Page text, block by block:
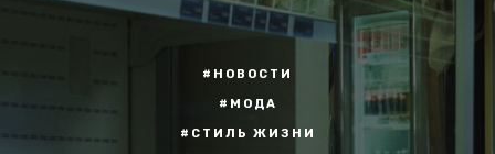
#НОВОСТИ
#МОДА
#СТИЛЬ ЖИЗНИ